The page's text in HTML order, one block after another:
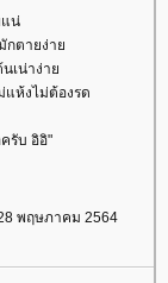
แน่
กตายง่า
นเน่าง่า
แห้งไม่ต้องรด
รับ อิอิ"
พฤษภาคม 2564